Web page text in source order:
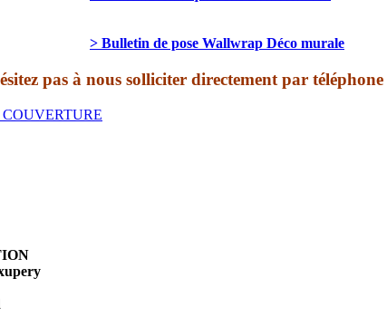
> Bulletin de pose Wallwrap Déco murale
pas à nous solliciter directement par